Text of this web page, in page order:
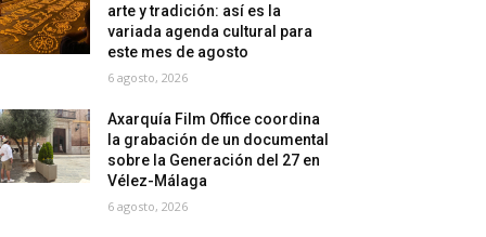
arte y tradición: así es la
variada agenda cultural para
este mes de agosto
6 agosto, 2026
Axarquía Film Office coordina
la grabación de un documental
sobre la Generación del 27 en
Vélez-Málaga
6 agosto, 2026